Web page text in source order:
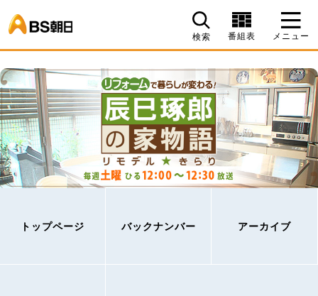
検索 番組表 メニュー
トップページ バックナンバー アーカイブ